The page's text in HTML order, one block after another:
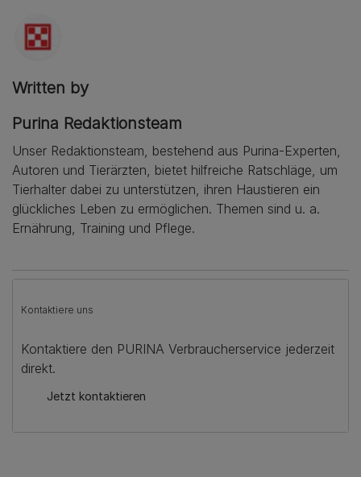
Written by
Purina Redaktionsteam
Unser Redaktionsteam, bestehend aus Purina-Experten,
Autoren und Tierärzten, bietet hilfreiche Ratschläge, um
Tierhalter dabei zu unterstützen, ihren Haustieren ein
glückliches Leben zu ermöglichen. Themen sind u. a.
Ernährung, Training und Pflege.
Kontaktiere uns
Kontaktiere den PURINA Verbraucherservice jederzeit
direkt.
Jetzt kontaktieren